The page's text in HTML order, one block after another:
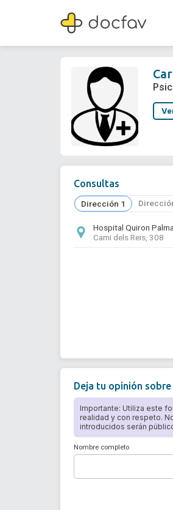
Carla Meseguer
Psicólogo
Consultas
Dirección 1
Hospital Quiron
Cami dels Reis, 308
Deja tu opinión
Importante: Utiliza este
realidad y con respeto.
introducidos serán
Nombre completo